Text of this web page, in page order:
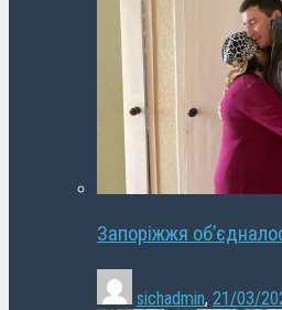
Запоріжжя
sichadmin, 21/03/